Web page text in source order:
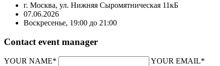
г. Москва, ул. Нижняя Сыромятническая 11кБ
07.06.2026
Воскресенье, 19:00 до 21:00
Contact event manager
YOUR NAME*
YOUR EMAIL*